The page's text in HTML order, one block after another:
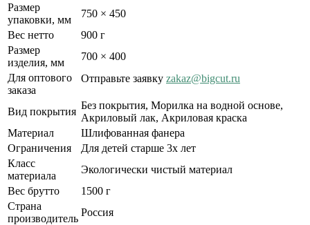
Размер
упаковки, мм
750 × 450
Вес нетто
900 г
Размер
изделия, мм
700 × 400
Для оптового
заказа
Отправьте заявку zakaz@bigcut.ru
Вид покрытия
Без покрытия, Морилка на водной основе,
Акриловый лак, Акриловая краска
Материал
Шлифованная фанера
Ограничения
Для детей старше 3х лет
Класс
материала
Экологически чистый материал
Вес брутто
1500 г
Страна
производитель
Россия